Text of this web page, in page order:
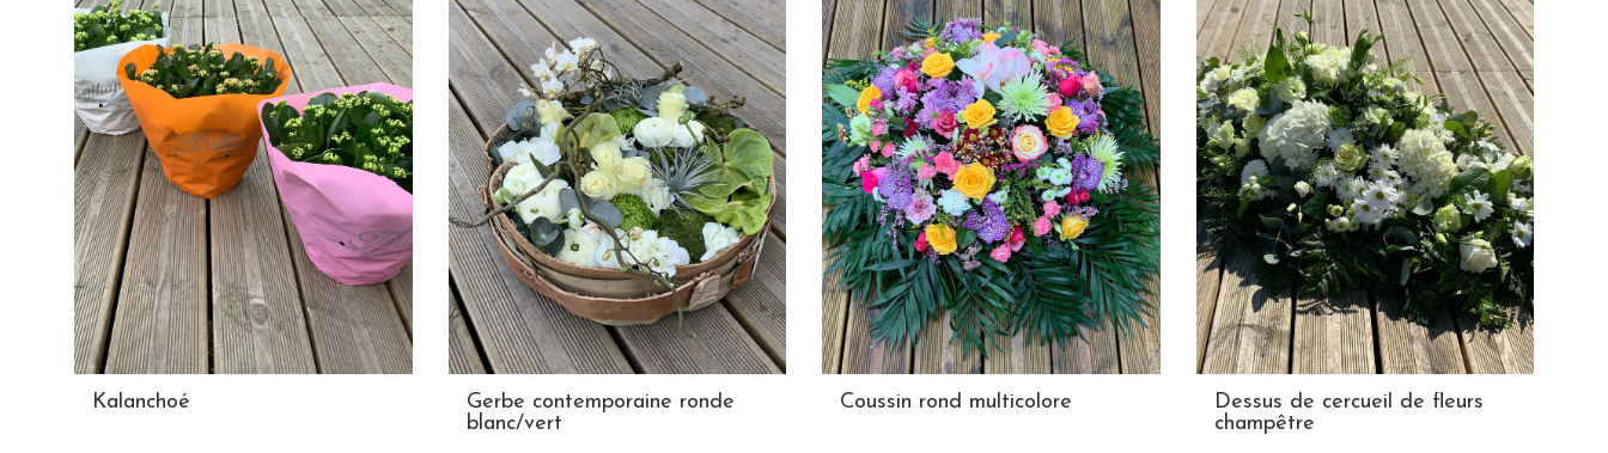
Kalanchoé
Gerbe contemporaine ronde
blanc/vert
Coussin rond multicolore
Dessus de cercueil de fleurs
champêtre